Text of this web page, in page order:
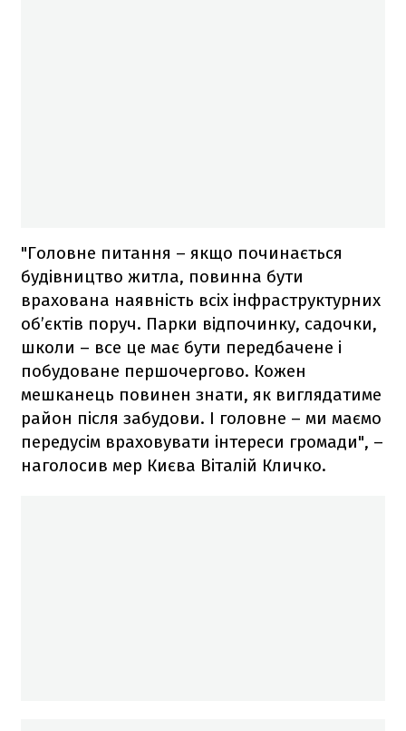
"Головне питання – якщо починається
будівництво житла, повинна бути
врахована наявність всіх інфраструктурних
об’єктів поруч. Парки відпочинку, садочки,
школи – все це має бути передбачене і
побудоване першочергово. Кожен
мешканець повинен знати, як виглядатиме
район після забудови. І головне – ми маємо
передусім враховувати інтереси громади", –
наголосив мер Києва Віталій Кличко.